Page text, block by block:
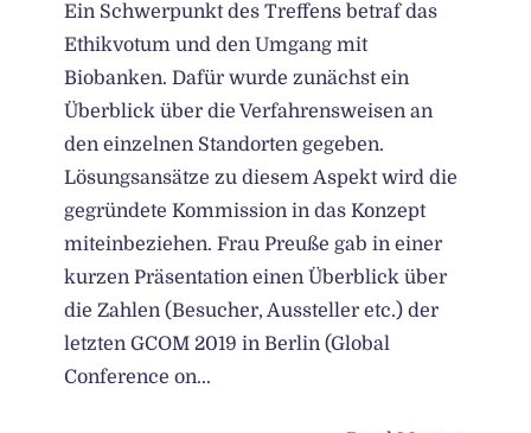
Ein Schwerpunkt des Treffens betraf das
Ethikvotum und den Umgang mit
Biobanken. Dafür wurde zunächst ein
Überblick über die Verfahrensweisen an
den einzelnen Standorten gegeben.
Lösungsansätze zu diesem Aspekt wird die
gegründete Kommission in das Konzept
miteinbeziehen. Frau Preuße gab in einer
kurzen Präsentation einen Überblick über
die Zahlen (Besucher, Aussteller etc.) der
letzten GCOM 2019 in Berlin (Global
Conference on...